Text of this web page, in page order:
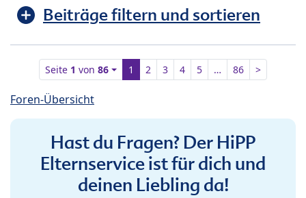
Beiträge filtern und sortieren
Seite 1 von86 1 2 3 4 5 … 86 >
Foren-Übersicht
Hast du Fragen? Der HiPP
Elternservice ist für dich und
deinen Liebling da!